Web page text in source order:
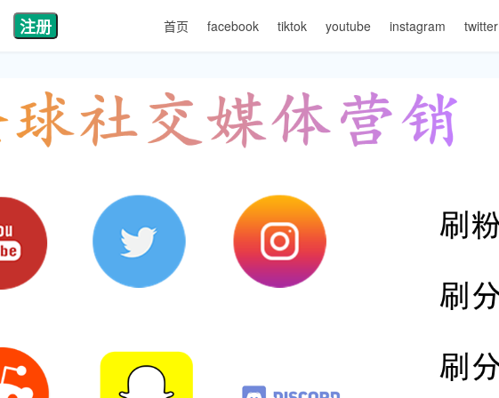
注册 首页 facebook tiktok youtube instagram twitter